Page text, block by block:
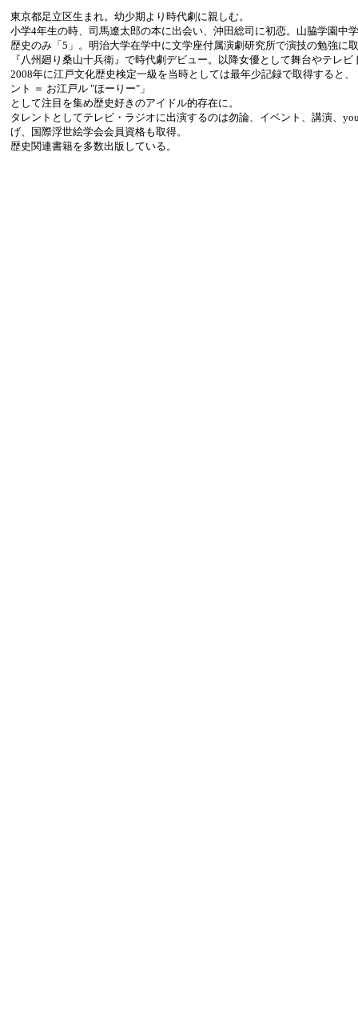
東京都足立区生まれ。幼少期より時代劇に親しむ。
小学4年生の時、司馬遼太郎の本に出会い、沖田総司に初恋。山脇学園中
歴史のみ「5」。明治大学在学中に文学座付属演劇研究所で演技の勉強に
『八州廻り桑山十兵衛』で時代劇デビュー。以降女優として舞台やテレ
2008年に江戸文化歴史検定一級を当時としては最年少記録で取得すると
ント ＝ お江戸ル "ほーりー"」
として注目を集め歴史好きのアイドル的存在に。
タレントとしてテレビ・ラジオに出演するのは勿論、イベント、講演、
げ、国際浮世絵学会会員資格も取得。
歴史関連書籍を多数出版している。